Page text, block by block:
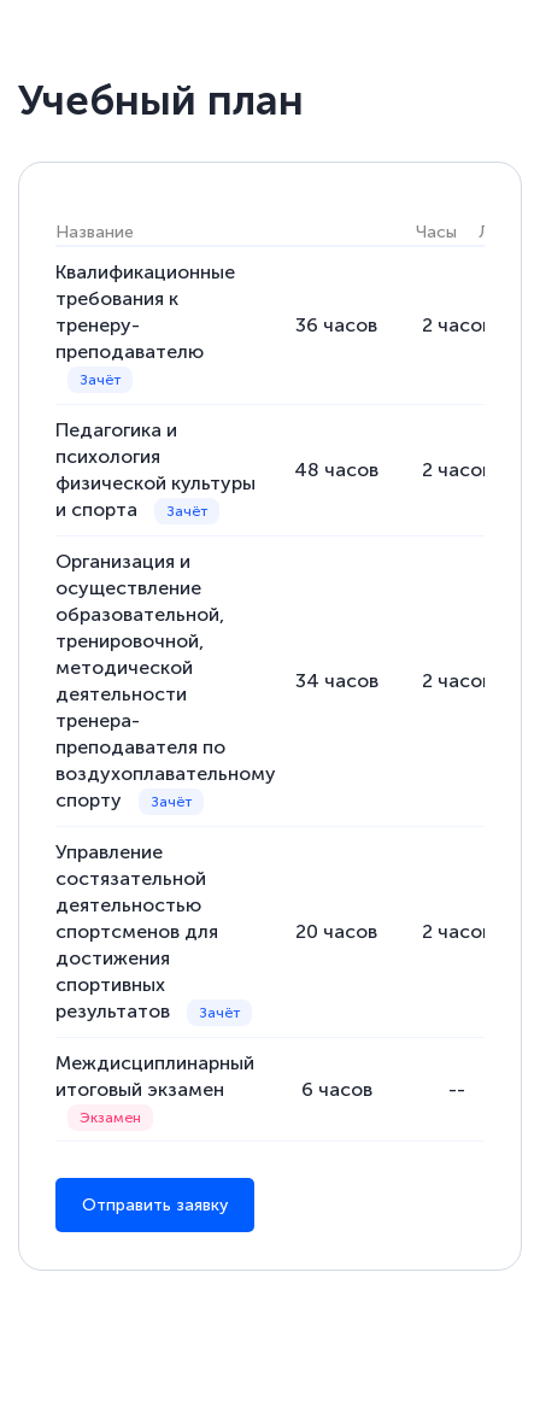
Учебный план
Название Часы Лекции
Квалификационные
требования к
тренеру-
преподавателю
36 часов 2 часов
Педагогика и
психология
физической культуры
и спорта
48 часов 2 часов
Организация и
осуществление
образовательной,
тренировочной,
методической
деятельности
тренера-
преподавателя по
воздухоплавательному
спорту
34 часов 2 часов
Управление
состязательной
деятельностью
спортсменов для
достижения
спортивных
результатов
20 часов 2 часов
Междисциплинарный
итоговый экзамен
6 часов --
Отправить заявку